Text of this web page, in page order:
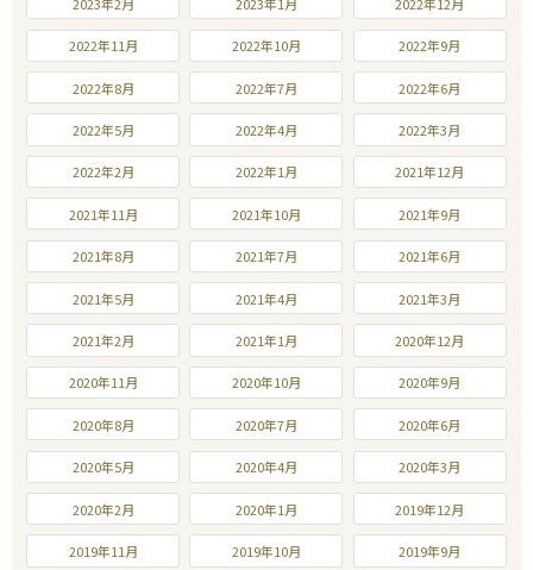
2022年11月 2022年10月 2022年9月
2022年8月 2022年7月 2022年6月
2022年5月 2022年4月 2022年3月
2022年2月 2022年1月 2021年12月
2021年11月 2021年10月 2021年9月
2021年8月 2021年7月 2021年6月
2021年5月 2021年4月 2021年3月
2021年2月 2021年1月 2020年12月
2020年11月 2020年10月 2020年9月
2020年8月 2020年7月 2020年6月
2020年5月 2020年4月 2020年3月
2020年2月 2020年1月 2019年12月
2019年11月 2019年10月 2019年9月